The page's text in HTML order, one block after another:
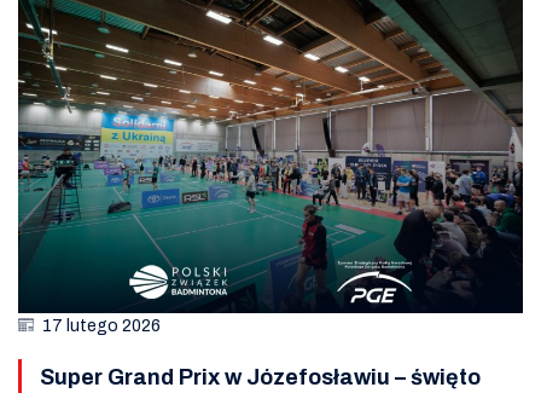
17 lutego 2026
Super Grand Prix w Józefosławiu – święto